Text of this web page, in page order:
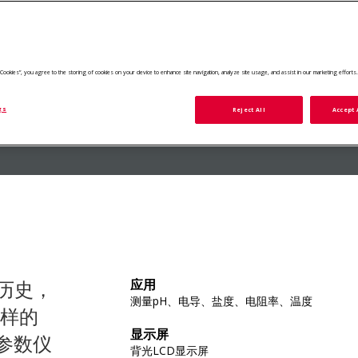
查看所有 启动器 400M pH & Conductivity 便
史，
的
数仪
应用
测量pH、电导、盐度、电阻率、温度
显示屏
背光LCD显示屏
Cookies”, you agree to the storing of cookies on your device to enhance site navigation, analyze site usage, and assist in our marketing efforts.
Reject All Accept